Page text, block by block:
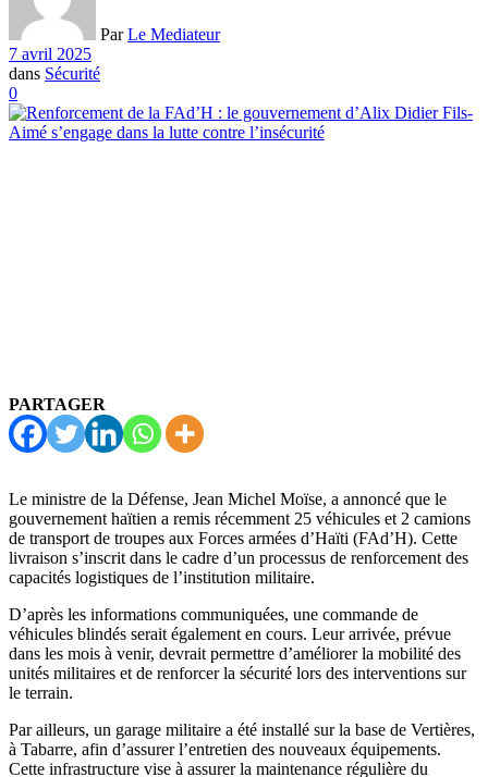
Par Le Mediateur
7 avril 2025
dans Sécurité
0
PARTAGER
Le ministre de la Défense, Jean Michel Moïse, a annoncé que le
gouvernement haïtien a remis récemment 25 véhicules et 2 camions
de transport de troupes aux Forces armées d’Haïti (FAd’H). Cette
livraison s’inscrit dans le cadre d’un processus de renforcement des
capacités logistiques de l’institution militaire.
D’après les informations communiquées, une commande de
véhicules blindés serait également en cours. Leur arrivée, prévue
dans les mois à venir, devrait permettre d’améliorer la mobilité des
unités militaires et de renforcer la sécurité lors des interventions sur
le terrain.
Par ailleurs, un garage militaire a été installé sur la base de Vertières,
à Tabarre, afin d’assurer l’entretien des nouveaux équipements.
Cette infrastructure vise à assurer la maintenance régulière du